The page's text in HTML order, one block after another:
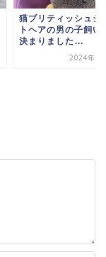
猫ブリティッシュシ
トヘアの男の子飼い
決まりました...
2024年9